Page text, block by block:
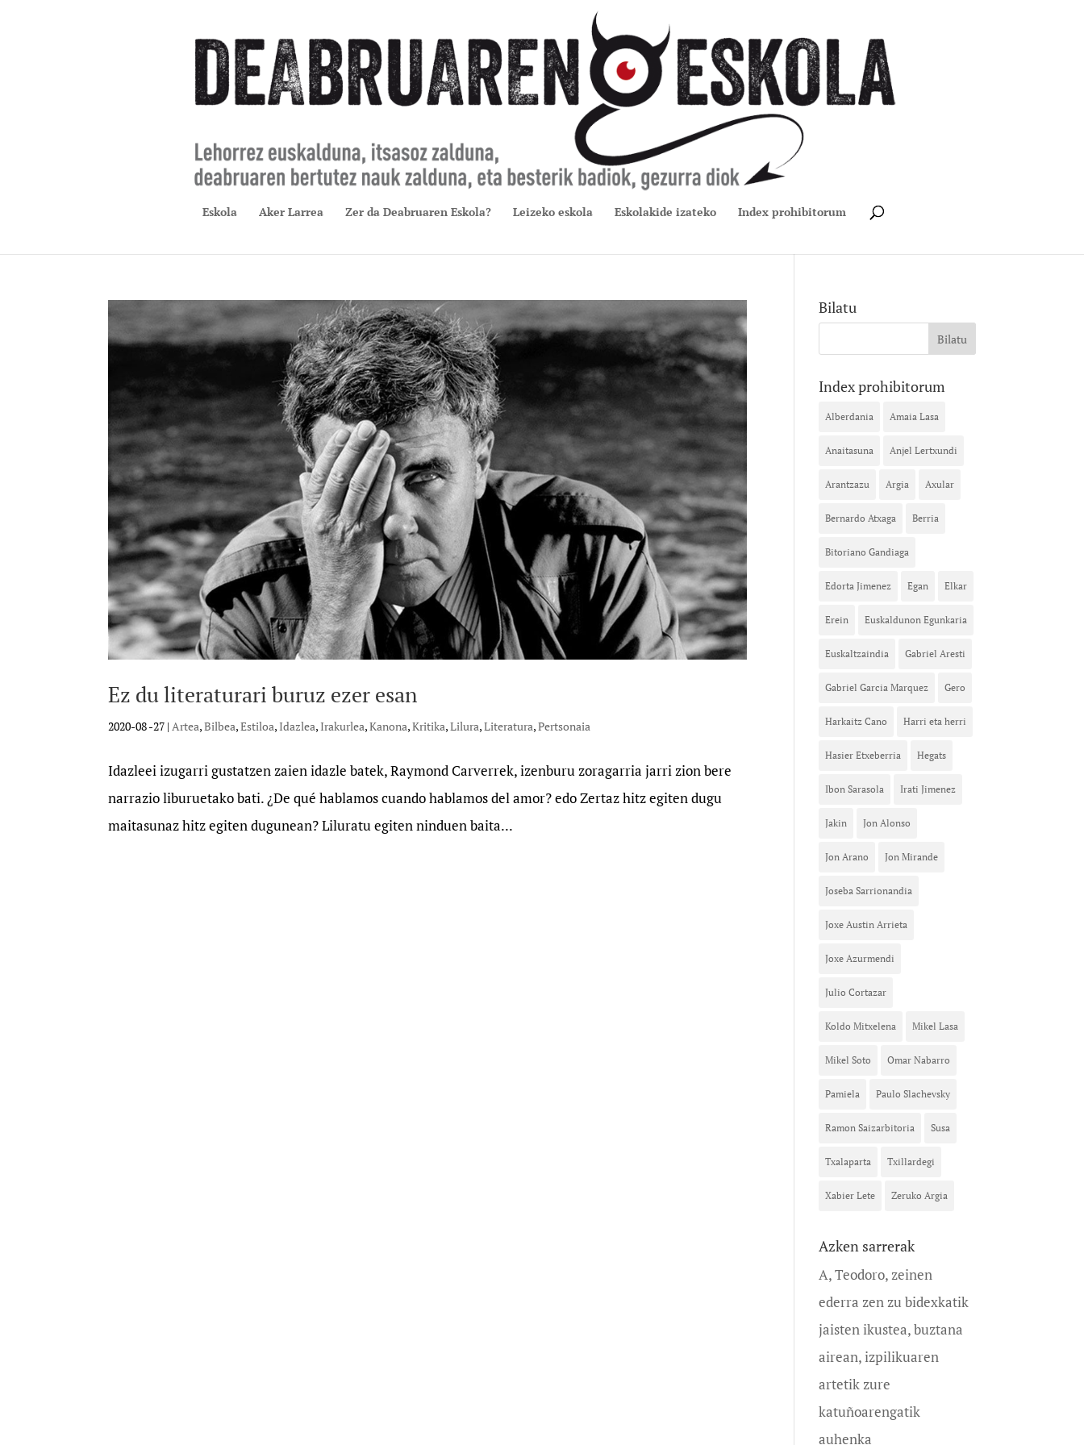
Eskola Aker Larrea Zer da Deabruaren Eskola? Leizeko eskola Eskolakide izateko Index prohibitorum
Ez du literaturari buruz ezer esan
2020-08 -27 | Artea,Bilbea,Estiloa,Idazlea,Irakurlea,Kanona,Kritika,Lilura,Literatura,Pertsonaia
Idazleei izugarri gustatzen zaien idazle batek, Raymond Carverrek, izenburu zoragarria jarri zion bere
narrazio liburuetako bati. ¿De qué hablamos cuando hablamos del amor? edo Zertaz hitz egiten dugu
maitasunaz hitz egiten dugunean? Liluratu egiten ninduen baita...
Bilatu
Index prohibitorum
Alberdania Amaia Lasa
Anaitasuna Anjel Lertxundi
Arantzazu Argia Axular
Bernardo Atxaga Berria
Bitoriano Gandiaga
Edorta Jimenez Egan Elkar
Erein Euskaldunon Egunkaria
Euskaltzaindia Gabriel Aresti
Gabriel Garcia Marquez Gero
Harkaitz Cano Harri eta herri
Hasier Etxeberria Hegats
Ibon Sarasola Irati Jimenez
Jakin Jon Alonso
Jon Arano Jon Mirande
Joseba Sarrionandia
Joxe Austin Arrieta
Joxe Azurmendi
Julio Cortazar
Koldo Mitxelena Mikel Lasa
Mikel Soto Omar Nabarro
Pamiela Paulo Slachevsky
Ramon Saizarbitoria Susa
Txalaparta Txillardegi
Xabier Lete Zeruko Argia
Azken sarrerak
A, Teodoro, zeinen
ederra zen zu bidexkatik
jaisten ikustea, buztana
airean, izpilikuaren
artetik zure
katuñoarengatik
auhenka